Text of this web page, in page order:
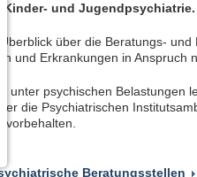
Kinder- und Jugendpsychiatrie.
Überblick über die Beratungs-
und Erkrankungen in Anspruch
unter psychischen
die Psychiatrischen
vorbehalten.
Beratungsstellen